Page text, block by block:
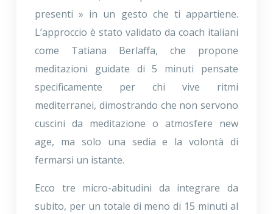
presenti » in un gesto che ti appartiene.
L’approccio è stato validato da coach italiani
come Tatiana Berlaffa, che propone
meditazioni guidate di 5 minuti pensate
specificamente per chi vive ritmi
mediterranei, dimostrando che non servono
cuscini da meditazione o atmosfere new
age, ma solo una sedia e la volontà di
fermarsi un istante.
Ecco tre micro-abitudini da integrare da
subito, per un totale di meno di 15 minuti al